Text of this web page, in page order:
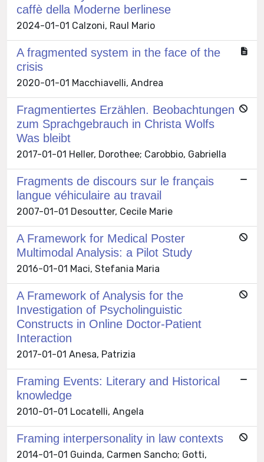
caffè della Moderne berlinese
2024-01-01 Calzoni, Raul Mario
A fragmented system in the face of the
crisis
2020-01-01 Macchiavelli, Andrea
Fragmentiertes Erzählen. Beobachtungen
zum Sprachgebrauch in Christa Wolfs
Was bleibt
2017-01-01 Heller, Dorothee; Carobbio, Gabriella
Fragments de discours sur le français
langue véhiculaire au travail
2007-01-01 Desoutter, Cecile Marie
A Framework for Medical Poster
Multimodal Analysis: a Pilot Study
2016-01-01 Maci, Stefania Maria
A Framework of Analysis for the
Investigation of Psycholinguistic
Constructs in Online Doctor-Patient
Interaction
2017-01-01 Anesa, Patrizia
Framing Events: Literary and Historical
knowledge
2010-01-01 Locatelli, Angela
Framing interpersonality in law contexts
2014-01-01 Guinda, Carmen Sancho; Gotti,